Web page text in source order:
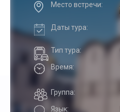
Место встречи:
Даты тура:
Тип тура:
Время:
Группа:
Язык: